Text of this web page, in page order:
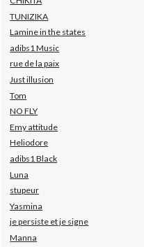
TUNIZIKA
Lamine in the states
adibs1 Music
rue de la paix
Just illusion
Tom
NO FLY
Emy attitude
Heliodore
adibs1 Black
Luna
stupeur
Yasmina
je persiste et je signe
Manna